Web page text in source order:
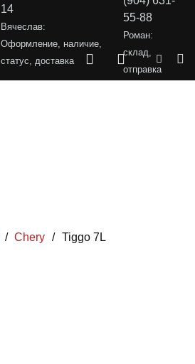
14
Вячеслав:
Оформление, наличие,
статус, доставка
55-88
Роман:
склад,
отправка
/ Chery / Tiggo 7L